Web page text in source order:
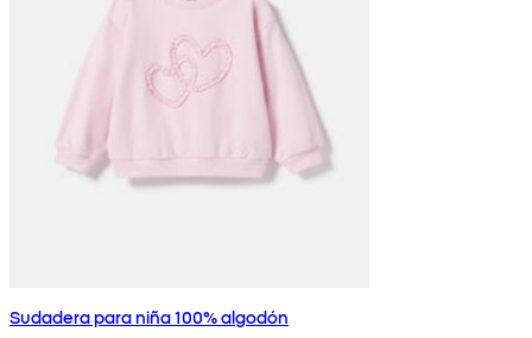
Sudadera para niña 100% algodón